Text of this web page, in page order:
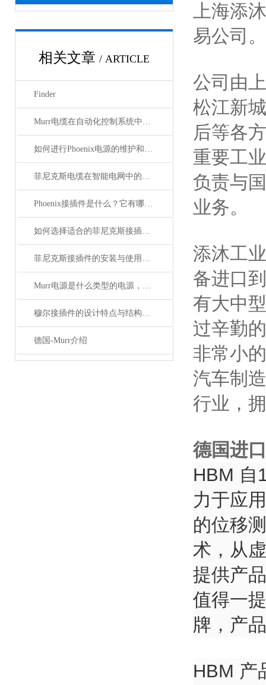
相关文章 / ARTICLE
Finder
Murr电缆在自动化控制系统中的应用
如何进行Phoenix电源的维护和保养？
菲尼克斯电缆在智能电网中的应用
Phoenix接插件是什么？它有哪些应用？
如何选择适合的菲尼克斯接插件？
菲尼克斯接插件的安装与使用技巧
Murr电源是什么类型的电源，主要用于哪些领域？
穆尔接插件的设计特点与结构优化
德国-Murr介绍
上海添
易公司。
公司由
松江新
后等各
重要工
负责与
业务。
添沐工
备进口
有大中
过辛勤
非常小
汽车制
行业，
德国进
HBM 自
力于应
的位移
术，从
提供产
值得一
牌，产
HBM 产